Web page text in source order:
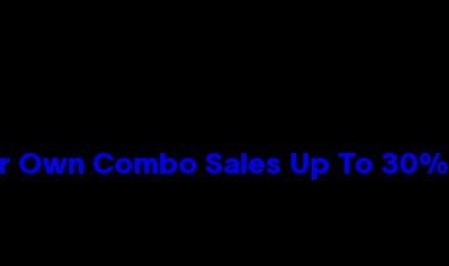
Own Combo Sales Up To 30%